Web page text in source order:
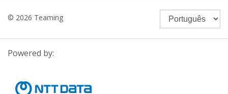
© 2026 Teaming
Powered by: